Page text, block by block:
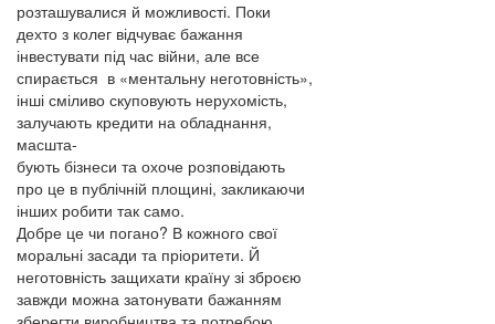
розташувалися й можливості. Поки
дехто з колег відчуває бажання
інвестувати під час війни, але все
спирається в «ментальну неготовність»,
інші сміливо скуповують нерухомість,
залучають кредити на обладнання,
масшта-
бують бізнеси та охоче розповідають
про це в публічній площині, закликаючи
інших робити так само.
Добре це чи погано? В кожного свої
моральні засади та пріоритети. Й
неготовність защихати країну зі зброєю
завжди можна затонувати бажанням